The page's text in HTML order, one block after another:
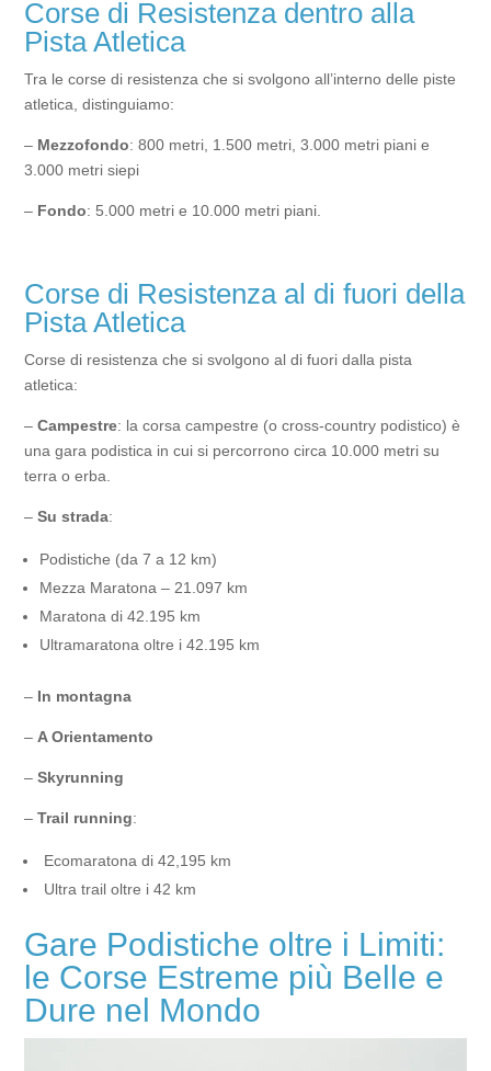
Corse di Resistenza dentro alla
Pista Atletica
Tra le corse di resistenza che si svolgono all’interno delle piste
atletica, distinguiamo:
– Mezzofondo: 800 metri, 1.500 metri, 3.000 metri piani e
3.000 metri siepi
– Fondo: 5.000 metri e 10.000 metri piani.
Corse di Resistenza al di fuori della
Pista Atletica
Corse di resistenza che si svolgono al di fuori dalla pista
atletica:
–Campestre: la corsa campestre (o cross-country podistico) è
una gara podistica in cui si percorrono circa 10.000 metri su
terra o erba.
–Su strada:
Podistiche (da 7 a 12 km)
Mezza Maratona – 21.097 km
Maratona di 42.195 km
Ultramaratona oltre i 42.195 km
– In montagna
– A Orientamento
–Skyrunning
–Trail running:
Ecomaratona di 42,195 km
Ultra trail oltre i 42 km
Gare Podistiche oltre i Limiti:
le Corse Estreme più Belle e
Dure nel Mondo